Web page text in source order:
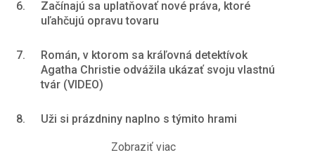
6.
Začínajú sa uplatňovať nové práva, ktoré
uľahčujú opravu tovaru
7.
Román, v ktorom sa kráľovná detektívok
Agatha Christie odvážila ukázať svoju vlastnú
tvár (VIDEO)
8. Uži si prázdniny naplno s týmito hrami
Zobraziť viac